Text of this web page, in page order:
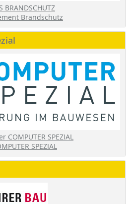
Brandschutz
SPEZIAL
SPEZIAL